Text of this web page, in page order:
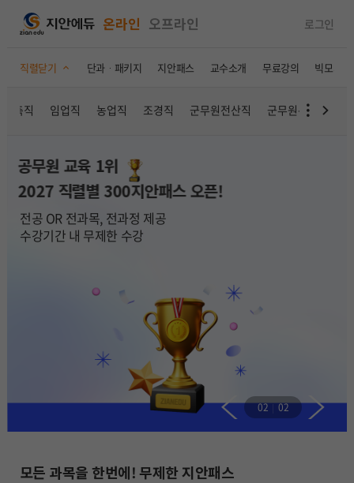
온라인 오프라인 로그인
직렬닫기 단과ㆍ패키지 지안패스 교수소개 무료강의 빅모의고
건축직 임업직 농업직 조경직 군무원전산직 군무원통신직
공무원 교육 1위
2027 직렬별 300지안패스 오픈!
전공 OR 전과목, 전과정 제공
수강기간 내 무제한 수강
02 02
모든 과목을 한번에! 무제한 지안패스